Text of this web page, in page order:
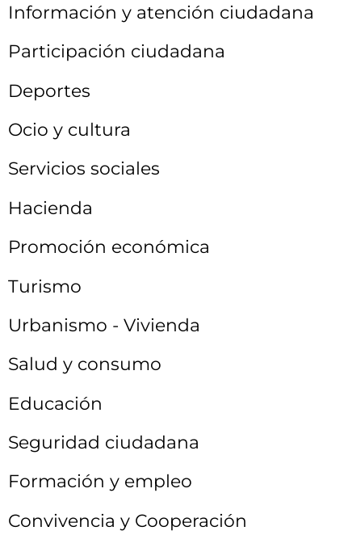
Información y atención ciudadana
Participación ciudadana
Deportes
Ocio y cultura
Servicios sociales
Hacienda
Promoción económica
Turismo
Urbanismo - Vivienda
Salud y consumo
Educación
Seguridad ciudadana
Formación y empleo
Convivencia y Cooperación